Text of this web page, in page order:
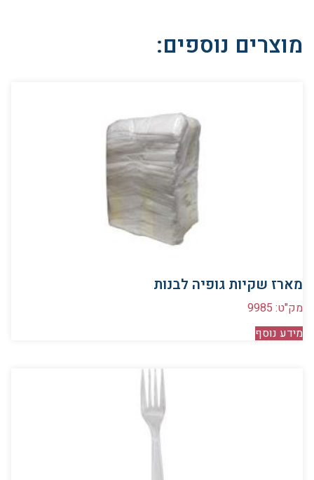
מוצרים נוספים:
מארז שקיות גופיה לבנות
מק"ט: 9985
מידע נוסף